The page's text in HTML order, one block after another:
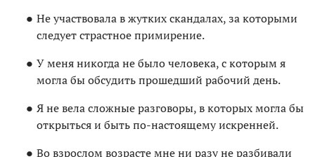
Не участвовала в жутких скандалах, за которыми
следует страстное примирение.
У меня никогда не было человека, с которым я
могла бы обсудить прошедший рабочий день.
Я не вела сложные разговоры, в которых могла бы
открыться и быть по-настоящему искренней.
Во взрослом возрасте мне ни разу не разбивали